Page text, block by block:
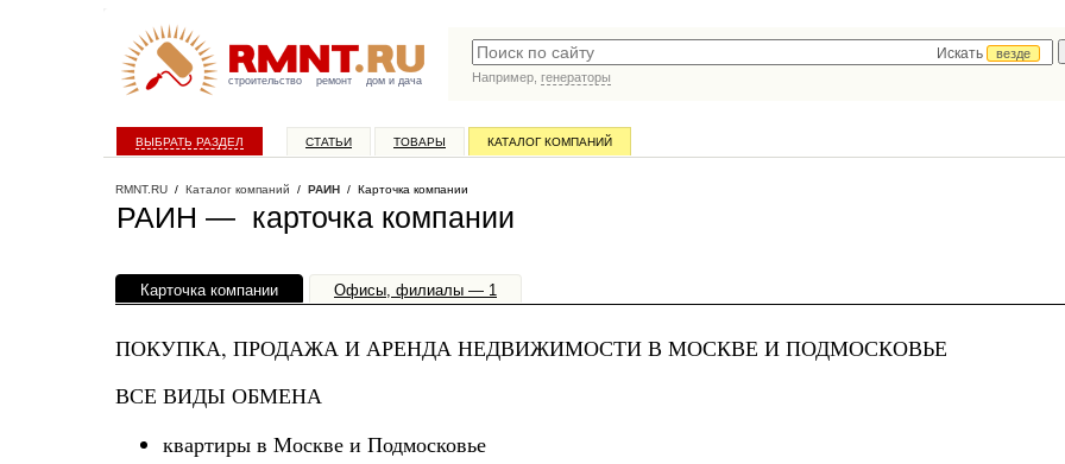
строительство ремонт дом и дача
Искать
везде
Например, генераторы
ВЫБРАТЬ РАЗДЕЛ СТАТЬИ ТОВАРЫ КАТАЛОГ КОМПАНИЙ
RMNT.RU / Каталог компаний / РАИН / Карточка компании
РАИН — карточка компании
Карточка компании Офисы, филиалы — 1
ПОКУПКА, ПРОДАЖА И АРЕНДА НЕДВИЖИМОСТИ В МОСКВЕ И ПОДМОСКОВЬЕ
ВСЕ ВИДЫ ОБМЕНА
квартиры в Москве и Подмосковье